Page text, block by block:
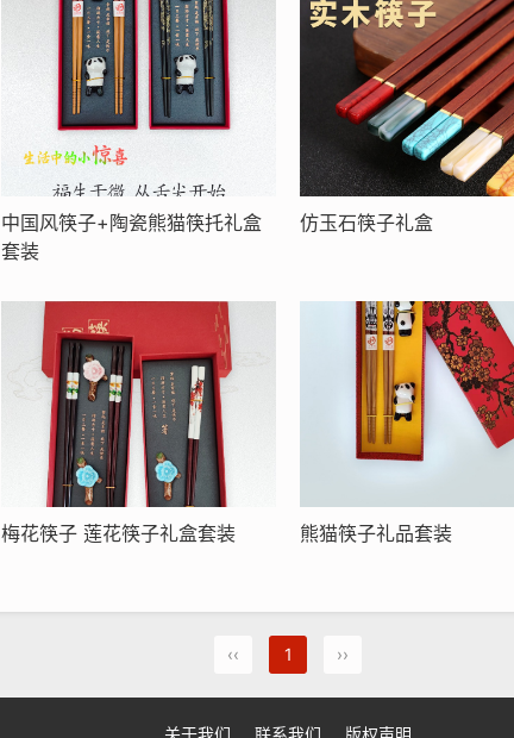
中国风筷子+陶瓷熊猫筷托礼盒
套装
仿玉石筷子礼盒
梅花筷子 莲花筷子礼盒套装 熊猫筷子礼品套装
‹‹ 1 ››